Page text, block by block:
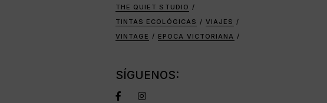
THE QUIET STUDIO
TINTAS ECOLÓGICAS
VIAJES
VINTAGE
ÉPOCA VICTORIANA
SÍGUENOS: